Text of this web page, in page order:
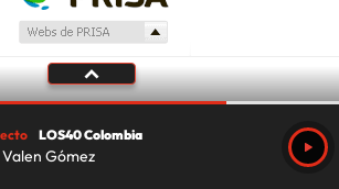
LOS40 Colombia
Valen Gómez